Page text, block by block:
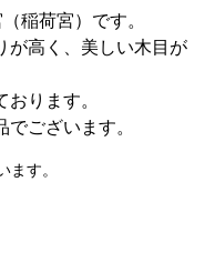
稲荷宮）です。
が高く、美しい木目が
ります。
ございます。
す。